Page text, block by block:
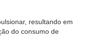
resultando em
do consumo de